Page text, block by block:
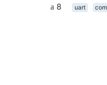
8
uart